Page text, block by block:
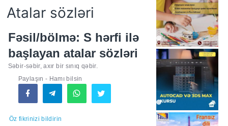
Atalar sözləri
Fəsil/bölmə: S hərfi ilə
başlayan atalar sözləri
Səbir-səbir, axır bir sınıq qəbir.
Paylaşın - Hamı bilsin
Öz fikrinizi bildirin
https://wa.me/